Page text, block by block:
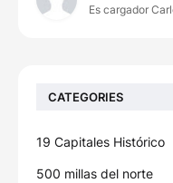
Es cargador
CATEGORIES
19 Capitales Histórico
500 millas del norte